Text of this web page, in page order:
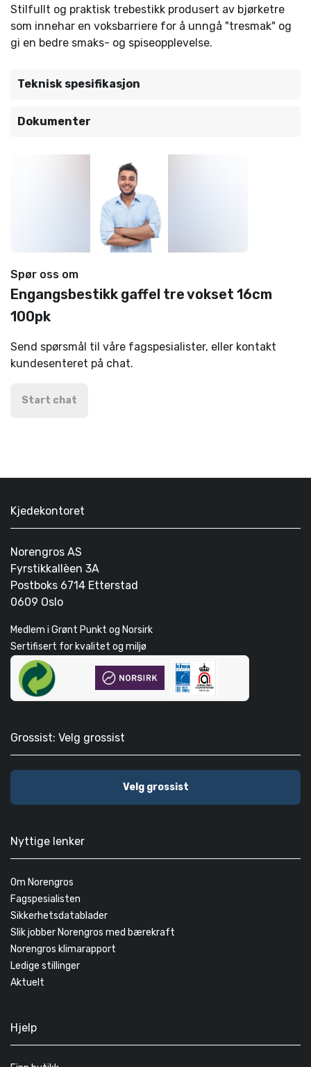
Stilfullt og praktisk trebestikk produsert av bjørketre
som innehar en voksbarriere for å unngå "tresmak" og
gi en bedre smaks- og spiseopplevelse.
Teknisk spesifikasjon
Dokumenter
Spør oss om
Engangsbestikk gaffel tre vokset 16cm
100pk
Send spørsmål til våre fagspesialister, eller kontakt
kundesenteret på chat.
Start chat
Kjedekontoret
Norengros AS
Fyrstikkallèen 3A
Postboks 6714 Etterstad
0609 Oslo
Medlem i Grønt Punkt og Norsirk
Sertifisert for kvalitet og miljø
Grossist: Velg grossist
Velg grossist
Nyttige lenker
Om Norengros
Fagspesialisten
Sikkerhetsdatablader
Slik jobber Norengros med bærekraft
Norengros klimarapport
Ledige stillinger
Aktuelt
Hjelp